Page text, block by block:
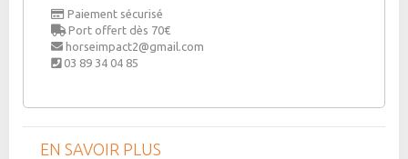
Paiement sécurisé
Port offert dès 70€
horseimpact2@gmail.com
03 89 34 04 85
EN SAVOIR PLUS